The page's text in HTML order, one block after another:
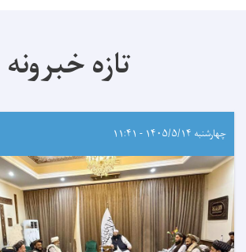
تازه خبرونه
چهارشنبه ۱۴۰۵/۵/۱۴ - ۱۱:۴۱